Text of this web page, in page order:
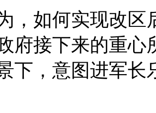
，如何实现改区
府接下来的重心
下，意图进军长